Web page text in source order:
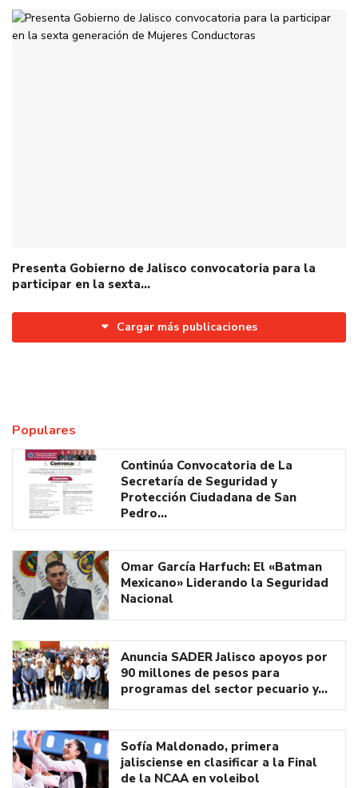
Presenta Gobierno de Jalisco convocatoria para la
participar en la sexta…
Cargar más publicaciones
Populares
Continúa Convocatoria de La
Secretaría de Seguridad y
Protección Ciudadana de San
Pedro…
Omar García Harfuch: El «Batman
Mexicano» Liderando la Seguridad
Nacional
Anuncia SADER Jalisco apoyos por
90 millones de pesos para
programas del sector pecuario y…
Sofía Maldonado, primera
jalisciense en clasificar a la Final
de la NCAA en voleibol